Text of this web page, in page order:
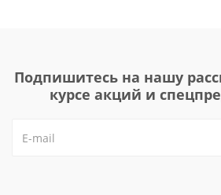
Подпишитесь на нашу
курсе акций и